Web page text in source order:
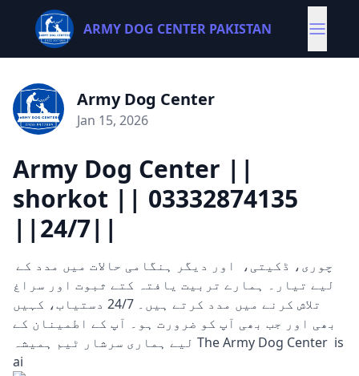
ARMY DOG CENTER PAKISTAN
Army Dog Center
Jan 15, 2026
Army Dog Center ||
shorkot || 03332874135
||24/7||
لیے تیار۔ ہمارے تربیت یافتہ کتے ثبوت اور سراغ
تلاش کرنے میں مدد کرتے ہیں۔ 24/7 دستیاب، کہیں
بھی اور جب بھی آپ کو ضرورت ہو۔ آپ کے اطمینان کے
لیے ہماری سرشار ٹیم ہمیشہ The Army Dog Center is
ai